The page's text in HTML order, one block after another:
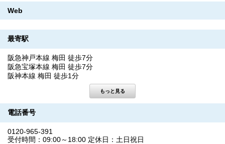
Web
最寄駅
阪急神戸本線 梅田 徒歩7分
阪急宝塚本線 梅田 徒歩7分
阪神本線 梅田 徒歩1分
電話番号
0120-965-391
受付時間：09:00～18:00 定休日：土日祝日